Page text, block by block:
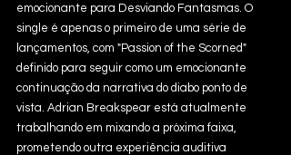
emocionante para Desviando Fantasmas. O
single é apenas o primeiro de uma série de
lançamentos, com "Passion of the Scorned"
definido para seguir como um emocionante
continuação da narrativa do diabo ponto de
vista. Adrian Breakspear está atualmente
trabalhando em mixando a próxima faixa,
prometendo outra experiência auditiva